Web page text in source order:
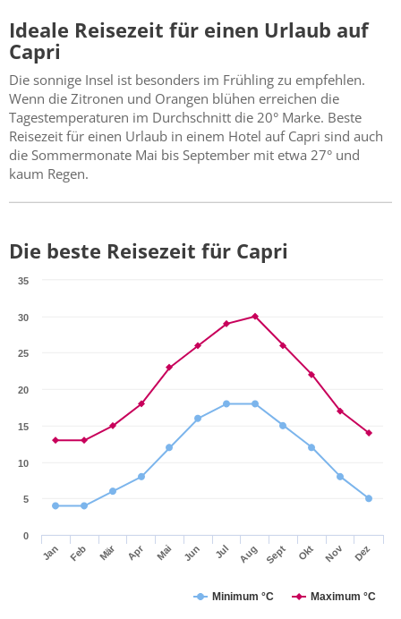
Ideale Reisezeit für einen Urlaub auf
Capri
Die sonnige Insel ist besonders im Frühling zu empfehlen.
Wenn die Zitronen und Orangen blühen erreichen die
Tagestemperaturen im Durchschnitt die 20° Marke. Beste
Reisezeit für einen Urlaub in einem Hotel auf Capri sind auch
die Sommermonate Mai bis September mit etwa 27° und
kaum Regen.
Die beste Reisezeit für Capri
Minimum °C Maximum °C
Jan Feb Mär Apr Mai Jun Jul Aug Sept Okt Nov Dez
0
5
10
15
20
25
30
35